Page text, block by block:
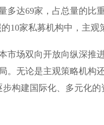
多达69家，占总量的比
10家私募机构中，主观
市场双向开放向纵深推
。无论是主观策略机构
构建国际化、多元化的